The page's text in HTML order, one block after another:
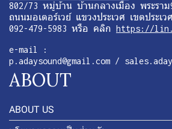
802/73 หมู่บ้าน บ้านกลางเมือง พระรา
ถนนมอเตอร์เวย์ แขวงประเวศ เขตประเ
092-479-5983 หรือ คลิก https://
e-mail :
p.adaysound@gmail.com /
ABOUT
ABOUT US